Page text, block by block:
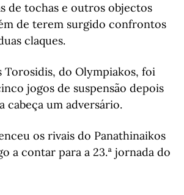
de tochas e outros objectos
de terem surgido confrontos
claques.
Torosidis, do Olympiakos, foi
jogos de suspensão depois
cabeça um adversário.
os rivais do Panathinaikos
a contar para a 23.ª jornada do